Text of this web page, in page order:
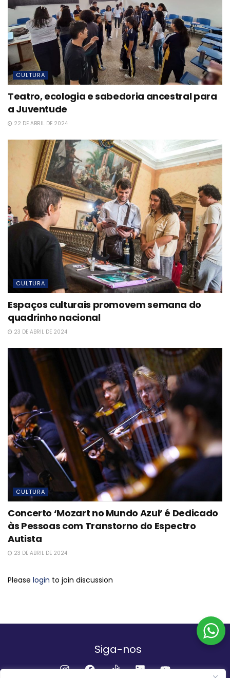
CULTURA
Teatro, ecologia e sabedoria ancestral para
a Juventude
22 DE ABRIL DE 2024
CULTURA
Espaços culturais promovem semana do
quadrinho nacional
23 DE ABRIL DE 2024
CULTURA
Concerto ‘Mozart no Mundo Azul’ é Dedicado
às Pessoas com Transtorno do Espectro
Autista
23 DE ABRIL DE 2024
Please login to join discussion
Siga-nos